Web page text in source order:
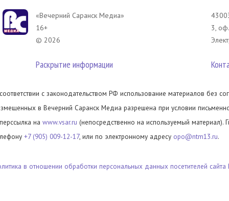
«Вечерний Саранск Mедиа»
16+
© 2026
Раскрытие информации
3,
с законодательством РФ использование материалов без
в Вечерний Саранск Медиа разрешена при условии
на www.vsar.ru (непосредственно на используемый материал).
+7 (905) 009-12-17, или по электронному адресу opo@ntm13.ru.
в отношении обработки персональных данных посетителей